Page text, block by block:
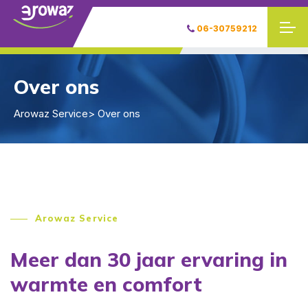
06-30759212
Over ons
Arowaz Service> Over ons
Arowaz Service
Meer dan 30 jaar ervaring in
warmte en comfort